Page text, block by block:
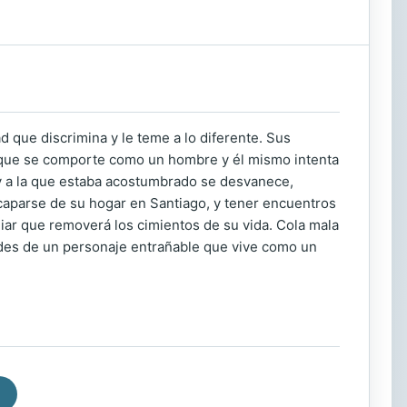
que discrimina y le teme a lo diferente. Sus
se comporte como un hombre y él mismo intenta
la que estaba acostumbrado se desvanece,
de su hogar en Santiago, y tener encuentros
que removerá los cimientos de su vida. Cola mala
de un personaje entrañable que vive como un